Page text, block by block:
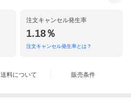
注文キャンセル発生率
1.18％
注文キャンセル発生率とは？
送料について 販売条件